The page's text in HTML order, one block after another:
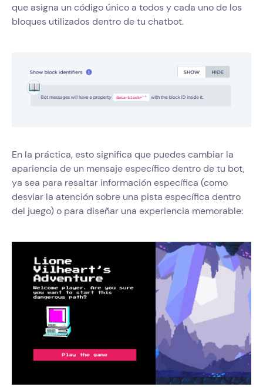
que asigna un código único a todos y cada uno de los
bloques utilizados dentro de tu chatbot.
En la práctica, esto significa que puedes cambiar la
apariencia de un mensaje específico dentro de tu bot,
ya sea para resaltar información específica (como
desviar la atención sobre una pista específica dentro
del juego) o para diseñar una experiencia memorable: